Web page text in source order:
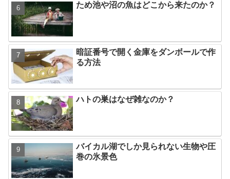
ため池や沼の魚はどこから来たのか？
暗証番号で開く金庫をダンボールで作
る方法
ハトの巣はなぜ雑なのか？
バイカル湖でしか見られない生物や圧
巻の氷景色